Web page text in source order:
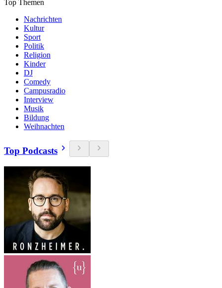
Top Themen
Nachrichten
Kultur
Sport
Politik
Religion
Kinder
DJ
Comedy
Campusradio
Interview
Musik
Bildung
Weihnachten
Top Podcasts